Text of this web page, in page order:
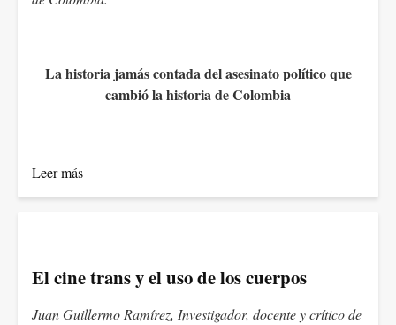
La historia jamás contada del asesinato político que
cambió la historia de Colombia
Leer más
El cine trans y el uso de los cuerpos
Juan Guillermo Ramírez, Investigador, docente y crítico de